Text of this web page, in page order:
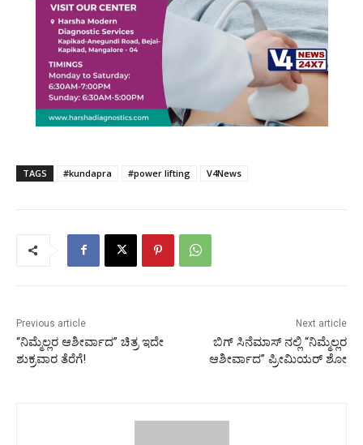
TAGS #kundapra #power lifting V4News
Previous article
“ನಿಮ್ಮೆಲ್ಲರ ಆಶೀರ್ವಾದ” ಚಿತ್ರ ಇದೇ
ಶುಕ್ರವಾರ ತೆರೆಗೆ!
Next article
ಬಿಗ್ ಸಿನೆಮಾಸ್ ನಲ್ಲಿ “ನಿಮ್ಮೆಲ್ಲರ
ಆಶೀರ್ವಾದ” ಪ್ರೀಮಿಯರ್ ಶೋ